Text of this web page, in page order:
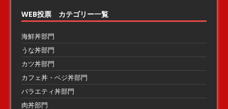
WEB投票 カテゴリー一覧
海鮮丼部門
うな丼部門
カツ丼部門
カフェ丼・ベジ丼部門
バラエティ丼部門
肉丼部門